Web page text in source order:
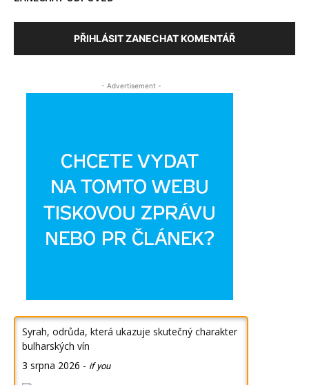
PŘIHLÁSIT ZANECHAT KOMENTÁŘ
- Advertisement -
Syrah, odrůda, která ukazuje skutečný charakter
bulharských vín
3 srpna 2026 - if you